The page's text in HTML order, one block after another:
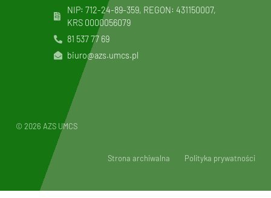
NIP: 712-24-89-359, REGON: 431150007,
KRS 0000056079
81 537 77 69
biuro@azs.umcs.pl
© 2026 AZS UMCS
Strona archiwalna Polityka prywatności